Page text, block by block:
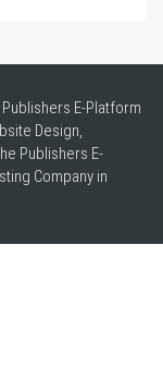
E-Platform
Design,
Publishers E-
Company in